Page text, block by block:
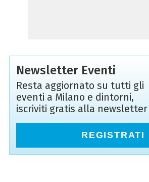
Newsletter Eventi
Resta aggiornato su tutti gli
eventi a Milano e dintorni,
iscriviti gratis alla newsletter
REGISTRATI